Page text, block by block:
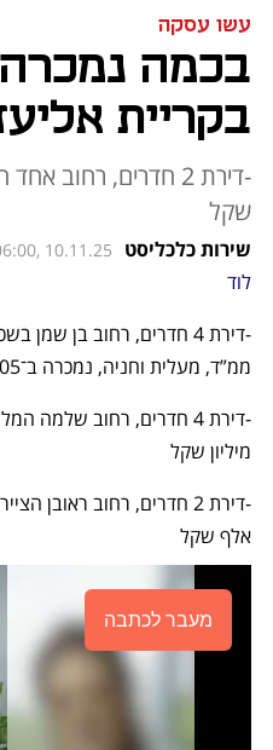
עשו עסקה
בקריית
שקל
שירות כלכליסט 10.11.25
לוד
ממ”ד, מעלית וחניה, נמכרה ב־2.05 מיליון שקל
מיליון שקל
אלף שקל
מעבר לכתבה